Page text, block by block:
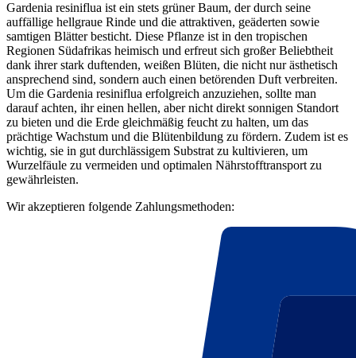
Gardenia resiniflua ist ein stets grüner Baum, der durch seine
auffällige hellgraue Rinde und die attraktiven, geäderten sowie
samtigen Blätter besticht. Diese Pflanze ist in den tropischen
Regionen Südafrikas heimisch und erfreut sich großer Beliebtheit
dank ihrer stark duftenden, weißen Blüten, die nicht nur ästhetisch
ansprechend sind, sondern auch einen betörenden Duft verbreiten.
Um die Gardenia resiniflua erfolgreich anzuziehen, sollte man
darauf achten, ihr einen hellen, aber nicht direkt sonnigen Standort
zu bieten und die Erde gleichmäßig feucht zu halten, um das
prächtige Wachstum und die Blütenbildung zu fördern. Zudem ist es
wichtig, sie in gut durchlässigem Substrat zu kultivieren, um
Wurzelfäule zu vermeiden und optimalen Nährstofftransport zu
gewährleisten.
Wir akzeptieren folgende Zahlungsmethoden: